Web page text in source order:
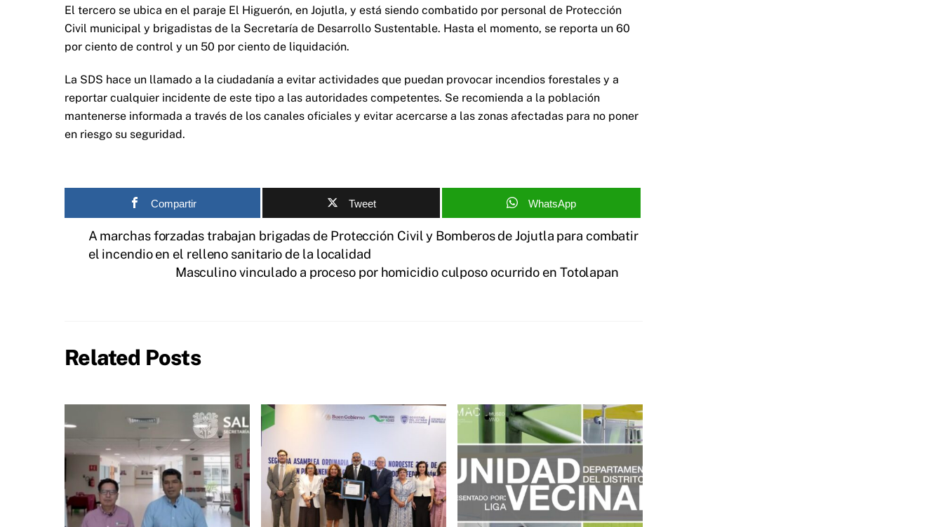
El tercero se ubica en el paraje El Higuerón, en Jojutla, y está siendo combatido por personal de Protección
Civil municipal y brigadistas de la Secretaría de Desarrollo Sustentable. Hasta el momento, se reporta un 60
por ciento de control y un 50 por ciento de liquidación.
La SDS hace un llamado a la ciudadanía a evitar actividades que puedan provocar incendios forestales y a
reportar cualquier incidente de este tipo a las autoridades competentes. Se recomienda a la población
mantenerse informada a través de los canales oficiales y evitar acercarse a las zonas afectadas para no poner
en riesgo su seguridad.
Compartir Tweet WhatsApp
A marchas forzadas trabajan brigadas de Protección Civil y Bomberos de Jojutla para combatir
el incendio en el relleno sanitario de la localidad
Masculino vinculado a proceso por homicidio culposo ocurrido en Totolapan
Related Posts